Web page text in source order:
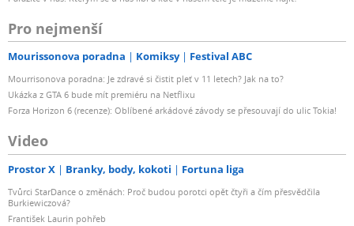
Pro nejmenší
Mourissonova poradna Komiksy Festival ABC
Mourrisonova poradna: Je zdravé si čistit pleť v 11 letech? Jak na to?
Ukázka z GTA 6 bude mít premiéru na Netflixu
Forza Horizon 6 (recenze): Oblíbené arkádové závody se přesouvají do ulic Tokia!
Video
Prostor X Branky, body, kokoti Fortuna liga
Tvůrci StarDance o změnách: Proč budou porotci opět čtyři a čím přesvědčila
Burkiewiczová?
František Laurin pohřeb